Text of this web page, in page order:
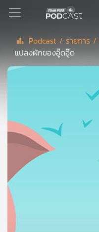
Podcast
สต์
แนะนำ
เพล
ย์
ลิ
สต์
ของ
คุณ
Podcast / รายการ /
แปลงผักของอู๊ดอู๊ด